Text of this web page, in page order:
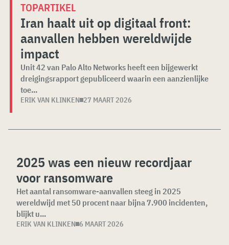
TOPARTIKEL
Iran haalt uit op digitaal front:
aanvallen hebben wereldwijde
impact
Unit 42 van Palo Alto Networks heeft een bijgewerkt
dreigingsrapport gepubliceerd waarin een aanzienlijke
toe...
ERIK VAN KLINKEN 27 MAART 2026
2025 was een nieuw recordjaar
voor ransomware
Het aantal ransomware-aanvallen steeg in 2025
wereldwijd met 50 procent naar bijna 7.900 incidenten,
blijkt u...
ERIK VAN KLINKEN 6 MAART 2026